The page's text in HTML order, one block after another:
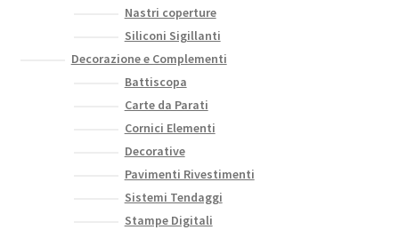
Nastri coperture
Siliconi Sigillanti
Decorazione e Complementi
Battiscopa
Carte da Parati
Cornici Elementi
Decorative
Pavimenti Rivestimenti
Sistemi Tendaggi
Stampe Digitali